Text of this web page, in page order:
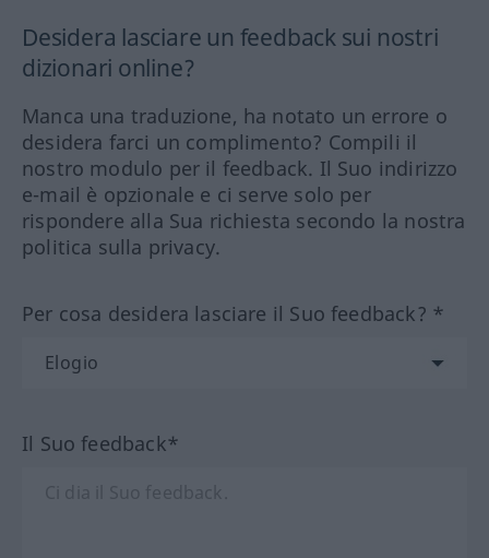
Desidera lasciare un feedback sui nostri
dizionari online?
Manca una traduzione, ha notato un errore o
desidera farci un complimento? Compili il
nostro modulo per il feedback. Il Suo indirizzo
e-mail è opzionale e ci serve solo per
rispondere alla Sua richiesta secondo la nostra
politica sulla privacy.
Per cosa desidera lasciare il Suo feedback? *
Il Suo feedback*